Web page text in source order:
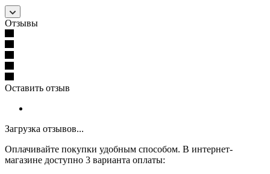
Отзывы
Оставить отзыв
Загрузка отзывов...
Оплачивайте покупки удобным способом. В интернет-
магазине доступно 3 варианта оплаты: